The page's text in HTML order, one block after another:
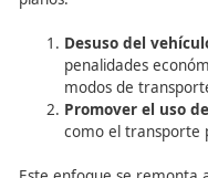
La
Definición
Demanda de